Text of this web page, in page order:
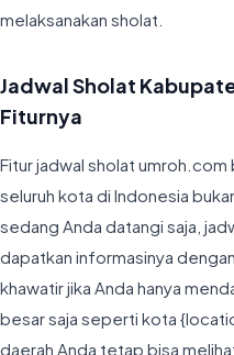
melaksanakan sholat.
Jadwal Sholat
Fiturnya
Fitur jadwal sholat
seluruh kota di Indonesia
sedang Anda datangi saja,
dapatkan informasinya
khawatir jika Anda hanya
besar saja seperti kota
daerah Anda tetap bisa